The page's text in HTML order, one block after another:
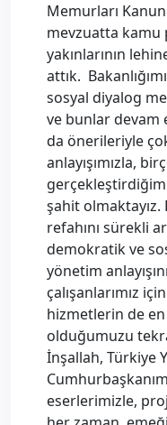
Memurları
mevzuatta kamu
yakınlarının
attık.
sosyal diyalog
ve bunlar devam
da önerileriyle
anlayışımızla,
şahit olmaktayız.
refahını sürekli
demokratik ve
yönetim
çalışanlarımız
hizmetlerin de
olduğumuzu
İnşallah, Türkiye
eserlerimizle,